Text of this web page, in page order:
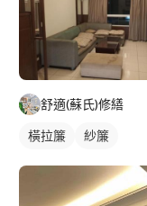
舒適(蘇氏)修繕
橫拉簾 紗簾